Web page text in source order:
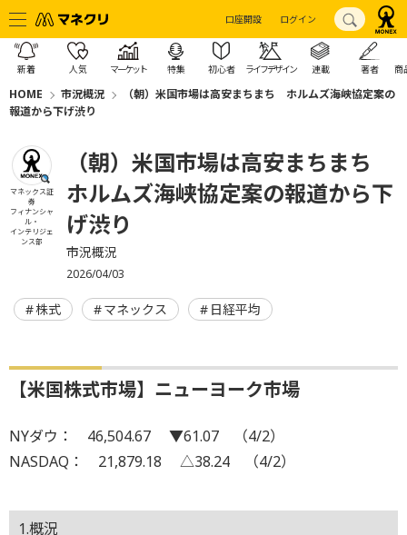
口座開設 ログイン
新着 人気 マーケット 特集 初心者 ライフデザイン 連載 著者 商
HOME 市況概況
（朝）米国市場は高安まちまち ホルムズ海峡協定案の
報道から下げ渋り
マネックス証
券
フィナンシャ
ル・
インテリジェ
ンス部
（朝）米国市場は高安まちまち
ホルムズ海峡協定案の報道から下
げ渋り
市況概況
2026/04/03
株式 マネックス 日経平均
【米国株式市場】ニューヨーク市場
NYダウ： 46,504.67 ▼61.07 （4/2）
NASDAQ： 21,879.18 △38.24 （4/2）
1.概況